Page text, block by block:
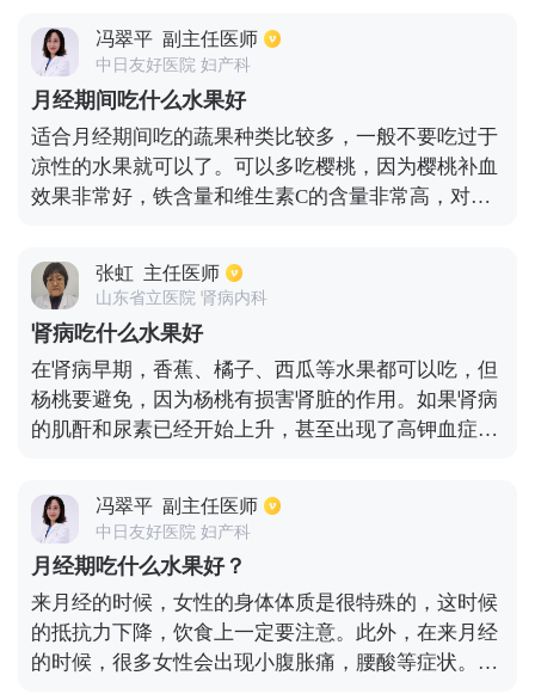
低于7.5%。可以吃水果。吃水果最好在两餐之间，一
般在上午10点和下午3-4点左右，可以预防低血糖和
避免高血糖。
冯翠平 副主任医师
中日友好医院 妇产科
月经期间吃什么水果好
适合月经期间吃的蔬果种类比较多，一般不要吃过于
凉性的水果就可以了。可以多吃樱桃，因为樱桃补血
效果非常好，铁含量和维生素C的含量非常高，对预
一些榴莲，因为榴莲属性温热，对经量和周期都不会
有影响，也不会引起痛经；苹果的维生素C和膳食纤
维含量很高，经期吃苹果，能起到提高免疫力以及淡
化色斑的功效。
张虹 主任医师
山东省立医院 肾病内科
肾病吃什么水果好
在肾病早期，香蕉、橘子、西瓜等水果都可以吃，但
杨桃要避免，因为杨桃有损害肾脏的作用。如果肾病
的肌酐和尿素已经开始上升，甚至出现了高钾血症，
萝等。平时可以吃苹果、梨、西瓜，这些具有一定的
利尿作用，有助于保护肾脏或维持肾功能稳定，降低
肌酐。同时，饮食上要注意低盐、低脂、优质低蛋
白，每日吃盐量不要超过6克，肉、蛋、奶每天尽量
少吃，以免高蛋白对肾脏造成负担。
冯翠平 副主任医师
中日友好医院 妇产科
月经期吃什么水果好？
来月经的时候，女性的身体体质是很特殊的，这时候
的抵抗力下降，饮食上一定要注意。此外，在来月经
的时候，很多女性会出现小腹胀痛，腰酸等症状。在